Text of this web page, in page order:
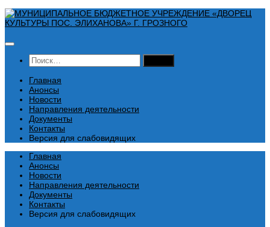
Перейти
к
Найти:
Главная
Анонсы
Новости
Направления деятельности
Документы
Контакты
Версия для слабовидящих
Главная
Анонсы
Новости
Направления деятельности
Документы
Контакты
Версия для слабовидящих